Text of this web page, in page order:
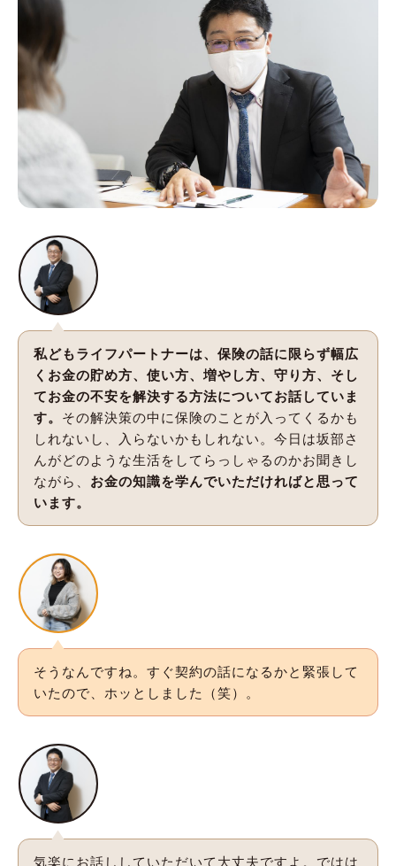
私どもライフパートナーは、保険の話に限らず幅広
くお金の貯め方、使い方、増やし方、守り方、そし
てお金の不安を解決する方法についてお話していま
す。 その解決策の中に保険のことが入ってくるかも
しれないし、入らないかもしれない。今日は坂部さ
んがどのような生活をしてらっしゃるのかお聞きし
ながら、 お金の知識を学んでいただければと思って
います。
そうなんですね。すぐ契約の話になるかと緊張して
いたので、ホッとしました（笑）。
気楽にお話ししていただいて大丈夫ですよ。ではは